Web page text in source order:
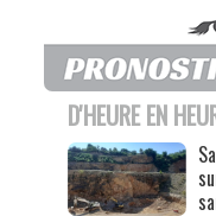
D'HEURE EN